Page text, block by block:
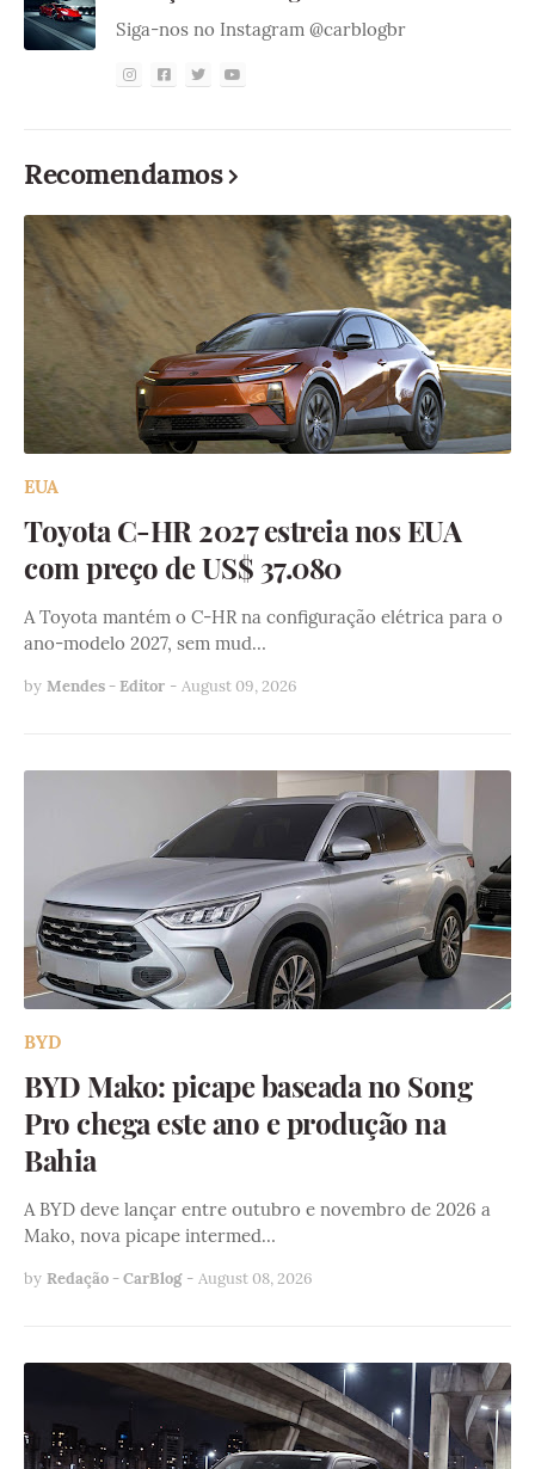
Siga-nos no Instagram @carblogbr
Recomendamos
EUA
Toyota C-HR 2027 estreia nos EUA
com preço de US$ 37.080
A Toyota mantém o C-HR na configuração elétrica para o
ano-modelo 2027, sem mud…
by Mendes - Editor - August 09, 2026
BYD
BYD Mako: picape baseada no Song
Pro chega este ano e produção na
Bahia
A BYD deve lançar entre outubro e novembro de 2026 a
Mako, nova picape intermed…
by Redação - CarBlog - August 08, 2026